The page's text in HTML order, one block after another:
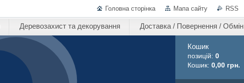
Головна сторінка Мапа сайту RSS
Деревозахист та декорування Доставка / Повернення / Обмін
Кошик
позицій: 0
Кошик: 0,00 грн.